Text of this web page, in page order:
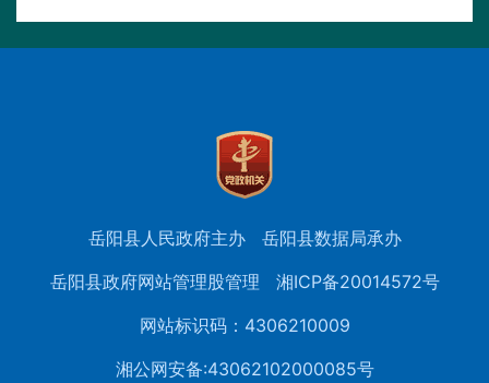
岳阳县人民政府主办
岳阳县数据局承办
岳阳县政府网站管理股管理
湘ICP备20014572号
网站标识码：4306210009
湘公网安备:43062102000085号